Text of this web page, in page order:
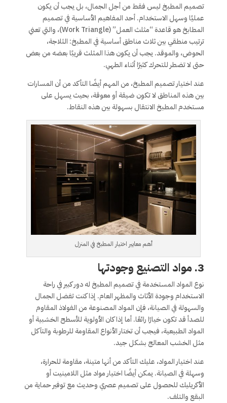
تصميم المطبخ ليس فقط من أجل الجمال، بل يجب أن يكون
عمليًا وسهل الاستخدام. أحد المفاهيم الأساسية في تصميم
المطابخ هو قاعدة “مثلث العمل” (Work Triangle)، والتي تعني
ترتيب منطقي بين ثلاث مناطق أساسية في المطبخ: الثلاجة،
الحوض، والموقد. يجب أن يكون هذا المثلث قريبًا بعضه من بعض
حتى لا تضطر للتحرك كثيرًا أثناء الطهي.
عند اختيار تصميم المطبخ، من المهم أيضًا التأكد من أن المسارات
بين هذه المناطق لا تكون ضيقة أو معوقة، بحيث يسهل على
مستخدم المطبخ الانتقال بسهولة بين هذه النقاط.
أهم معايير اختيار المطبخ في المنزل
3. مواد التصنيع وجودتها
نوع المواد المستخدمة في تصميم المطبخ له دور كبير في راحة
الاستخدام وجودة الأثاث والمظهر العام. إذا كنت تفضل الجمال
والسهولة في الصيانة، فإن المواد المصنوعة من الفولاذ المقاوم
للصدأ قد تكون خيارًا رائعًا. أما إذا كان الأولوية للأسطح الخشبية أو
المواد الطبيعية، فيجب أن تختار الأنواع المقاومة للرطوبة والتآكل
مثل الخشب المعالج بشكل جيد.
عند اختيار المواد، عليك التأكد من أنها متينة، مقاومة للحرارة،
وسهلة في الصيانة. يمكن أيضًا اختيار مواد مثل اللامينيت أو
الأكريليك للحصول على تصميم عصري وحديث مع توفير حماية من
البقع والتلف.